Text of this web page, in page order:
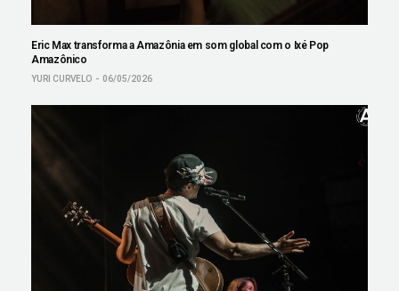
Eric Max transforma a Amazônia em som global com o Ixé Pop
Amazônico
YURI CURVELO 06/05/2026